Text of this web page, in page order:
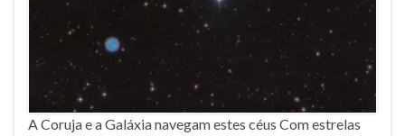
A Coruja e a Galáxia navegam estes céus Com estrelas